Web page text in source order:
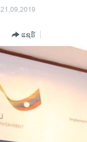
21,09,2019
ແຊຣ໌